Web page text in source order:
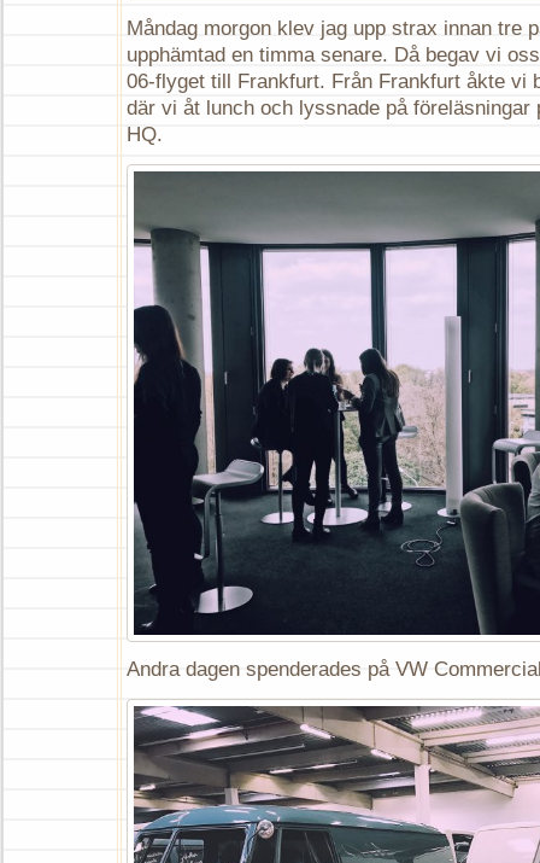
Måndag morgon klev jag upp strax innan tre
upphämtad en timma senare. Då begav vi
06-flyget till Frankfurt. Från Frankfurt åkte vi
där vi åt lunch och lyssnade på föreläsningar
HQ.
Andra dagen spenderades på VW